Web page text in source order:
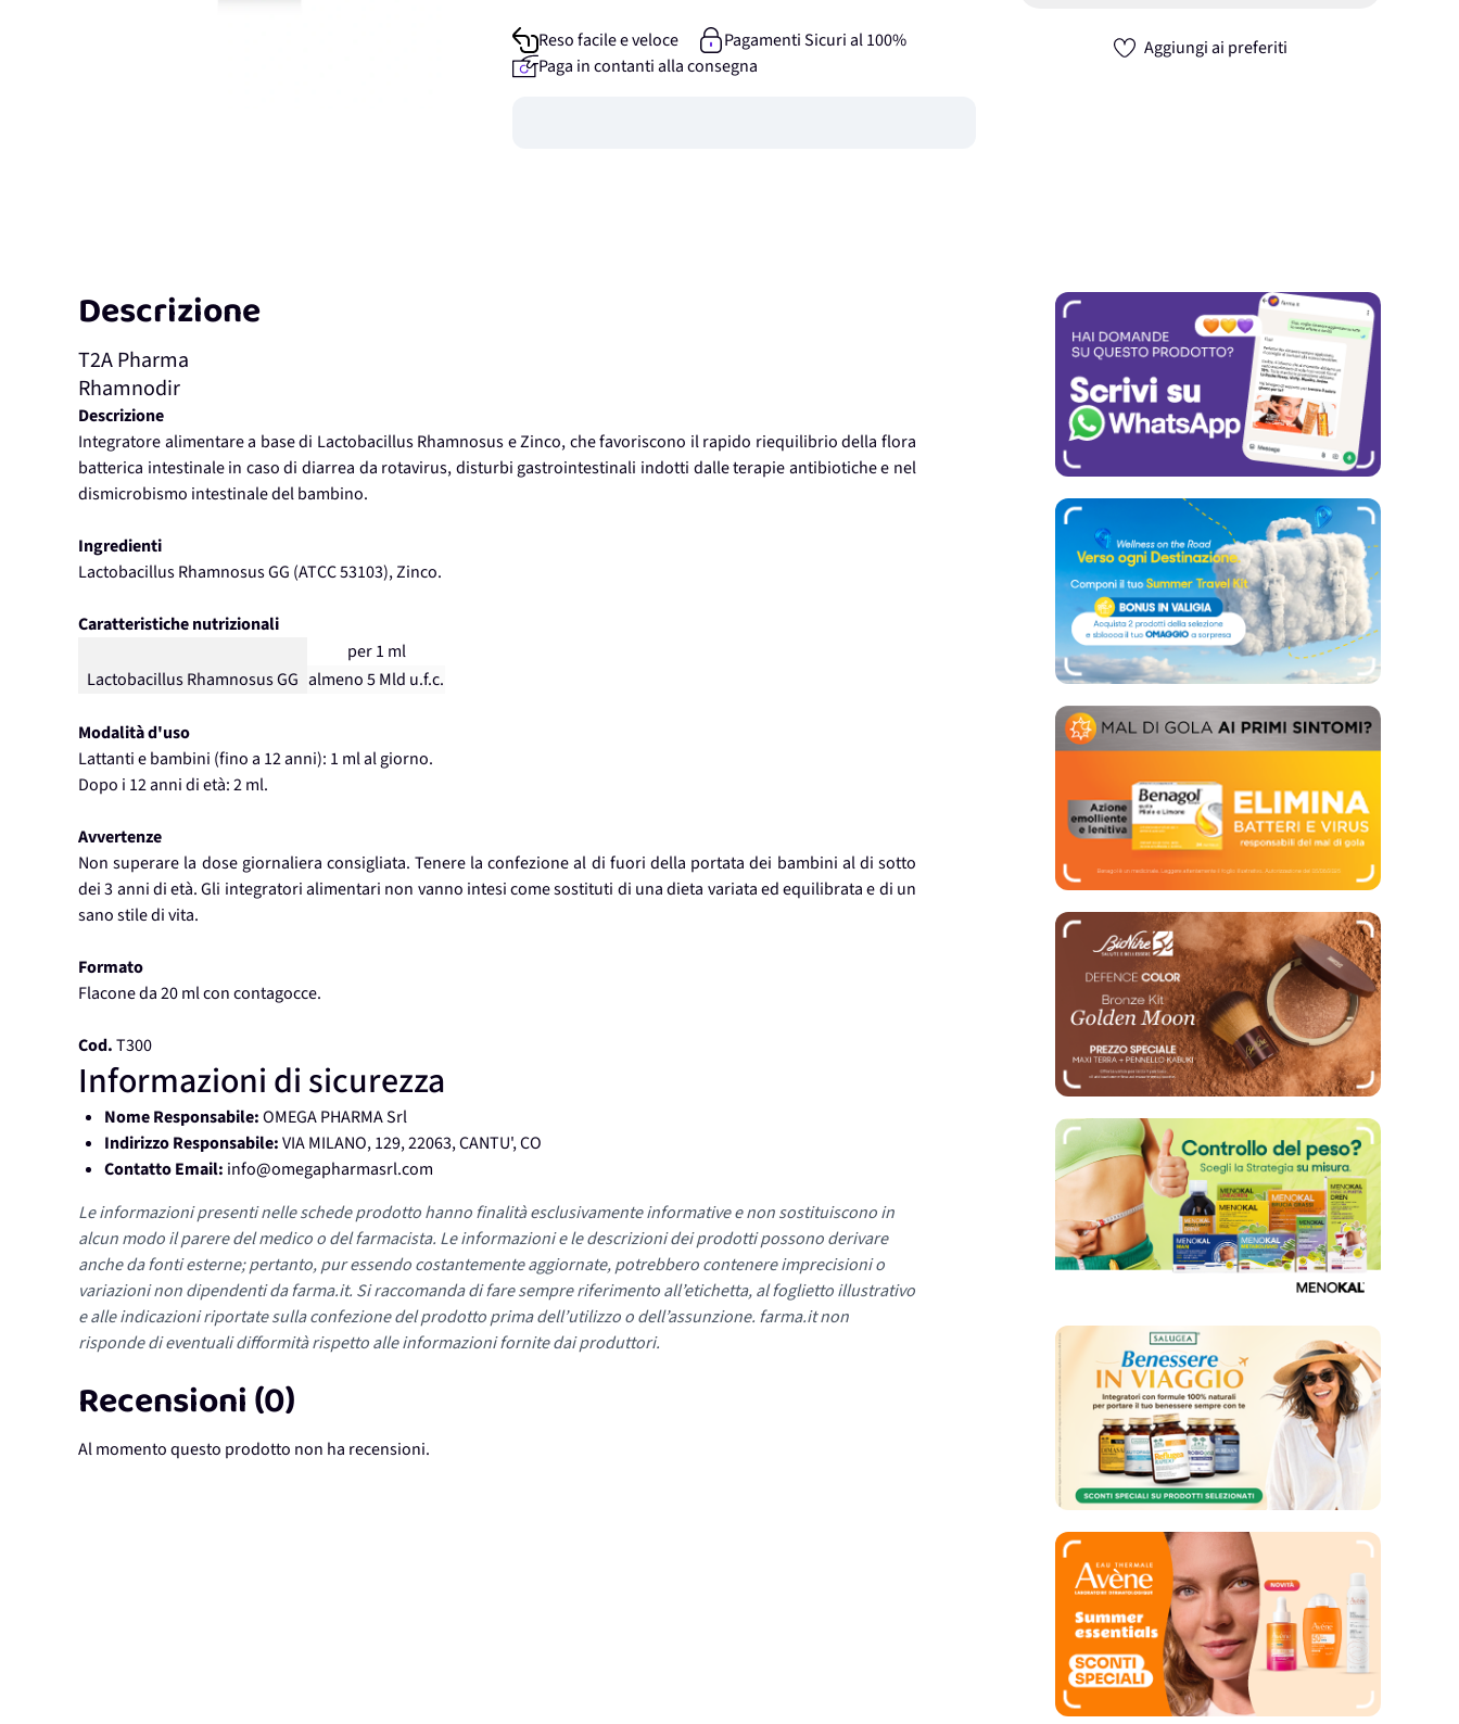
Aggiungi ai preferiti
Reso facile e veloce
Pagamenti Sicuri al 100%
Paga in contanti alla consegna
Descrizione
T2A Pharma
Rhamnodir
Descrizione
Integratore alimentare a base di Lactobacillus Rhamnosus e Zinco, che favoriscono il rapido riequilibrio della flora
batterica intestinale in caso di diarrea da rotavirus, disturbi gastrointestinali indotti dalle terapie antibiotiche e nel
dismicrobismo intestinale del bambino.
Ingredienti
Lactobacillus Rhamnosus GG (ATCC 53103), Zinco.
Caratteristiche nutrizionali
per 1 ml
Lactobacillus Rhamnosus GG almeno 5 Mld u.f.c.
Modalità d'uso
Lattanti e bambini (fino a 12 anni): 1 ml al giorno.
Dopo i 12 anni di età: 2 ml.
Avvertenze
Non superare la dose giornaliera consigliata. Tenere la confezione al di fuori della portata dei bambini al di sotto
dei 3 anni di età. Gli integratori alimentari non vanno intesi come sostituti di una dieta variata ed equilibrata e di un
sano stile di vita.
Formato
Flacone da 20 ml con contagocce.
Cod.T300
Informazioni di sicurezza
Nome Responsabile:OMEGA PHARMA Srl
Indirizzo Responsabile:VIA MILANO, 129, 22063, CANTU', CO
Contatto Email: info@omegapharmasrl.com
Le informazioni presenti nelle schede prodotto hanno finalità esclusivamente informative e non sostituiscono in
alcun modo il parere del medico o del farmacista. Le informazioni e le descrizioni dei prodotti possono derivare
anche da fonti esterne; pertanto, pur essendo costantemente aggiornate, potrebbero contenere imprecisioni o
variazioni non dipendenti da farma.it. Si raccomanda di fare sempre riferimento all’etichetta, al foglietto illustrativo
e alle indicazioni riportate sulla confezione del prodotto prima dell’utilizzo o dell’assunzione. farma.it non
risponde di eventuali difformità rispetto alle informazioni fornite dai produttori.
Recensioni (0)
Al momento questo prodotto non ha recensioni.